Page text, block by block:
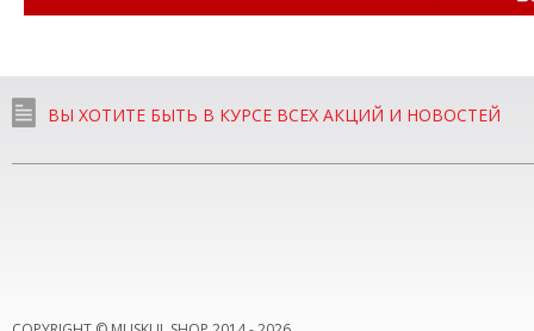
ВЫ ХОТИТЕ БЫТЬ В КУРСЕ ВСЕХ АКЦИЙ И НОВОСТЕЙ